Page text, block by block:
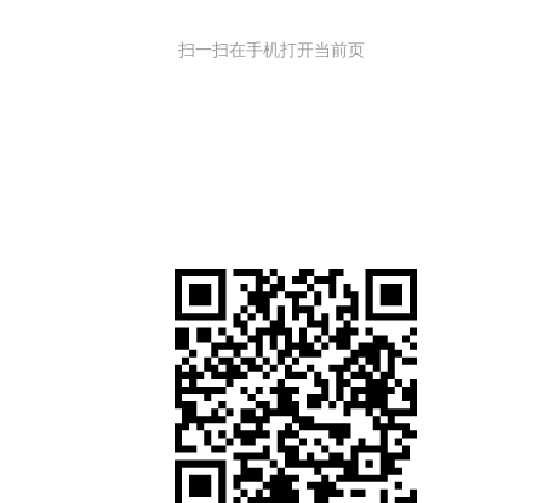
扫一扫在手机打开当前页